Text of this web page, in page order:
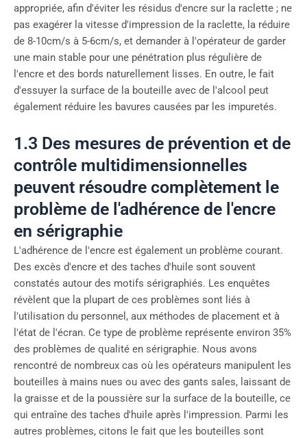
appropriée, afin d'éviter les résidus d'encre sur la raclette ; ne
pas exagérer la vitesse d'impression de la raclette, la réduire
de 8-10cm/s à 5-6cm/s, et demander à l'opérateur de garder
une main stable pour une pénétration plus régulière de
l'encre et des bords naturellement lisses. En outre, le fait
d'essuyer la surface de la bouteille avec de l'alcool peut
également réduire les bavures causées par les impuretés.
1.3 Des mesures de prévention et de
contrôle multidimensionnelles
peuvent résoudre complètement le
problème de l'adhérence de l'encre
en sérigraphie
L'adhérence de l'encre est également un problème courant.
Des excès d'encre et des taches d'huile sont souvent
constatés autour des motifs sérigraphiés. Les enquêtes
révèlent que la plupart de ces problèmes sont liés à
l'utilisation du personnel, aux méthodes de placement et à
l'état de l'écran. Ce type de problème représente environ 35%
des problèmes de qualité en sérigraphie. Nous avons
rencontré de nombreux cas où les opérateurs manipulent les
bouteilles à mains nues ou avec des gants sales, laissant de
la graisse et de la poussière sur la surface de la bouteille, ce
qui entraîne des taches d'huile après l'impression. Parmi les
autres problèmes, citons le fait que les bouteilles sont